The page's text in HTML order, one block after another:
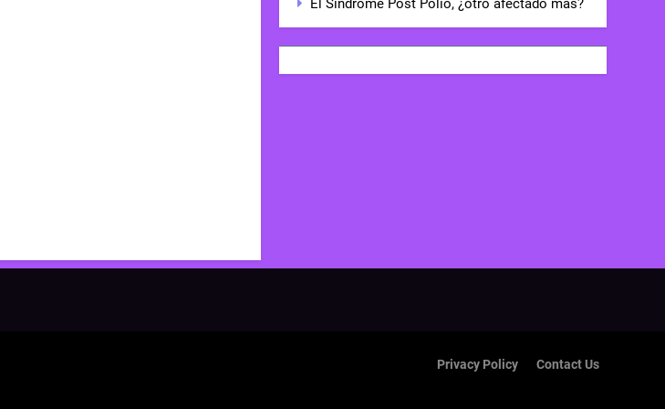
El Síndrome Post Polio, ¿otro afectado más?
Privacy Policy Contact Us